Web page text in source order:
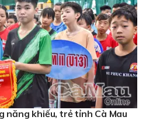
năng khiếu, trẻ tỉnh Cà Mau